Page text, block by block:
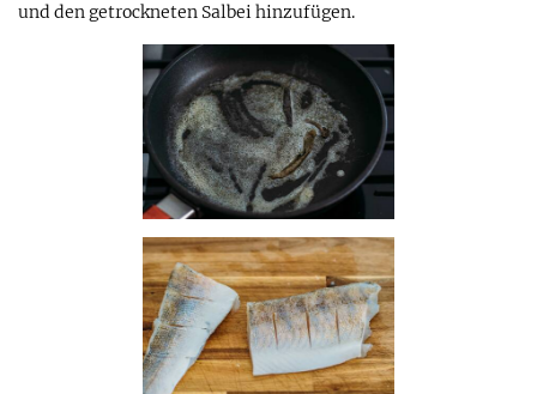
und den getrockneten Salbei hinzufügen.